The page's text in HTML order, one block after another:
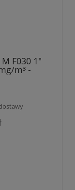
F030 1"
m³ -